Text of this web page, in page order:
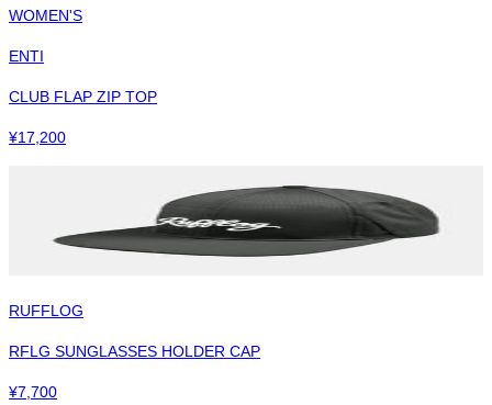
WOMEN'S
ENTI
CLUB FLAP ZIP TOP
¥17,200
RUFFLOG
RFLG SUNGLASSES HOLDER CAP
¥7,700